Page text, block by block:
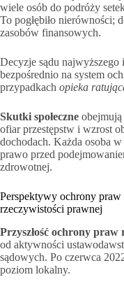
wiele osób do podróży
To pogłębiło nierówności;
zasobów finansowych.
Decyzje sądu
bezpośrednio na system
przypadkach opieka
Skutki społeczne
ofiar przestępstw i wzrost
dochodach. Każda osoba
prawo przed
zdrowotnej.
Perspektywy ochrony
rzeczywistości prawnej
Przyszłość ochrony
od aktywności
sądowych. Po czerwca
poziom lokalny.